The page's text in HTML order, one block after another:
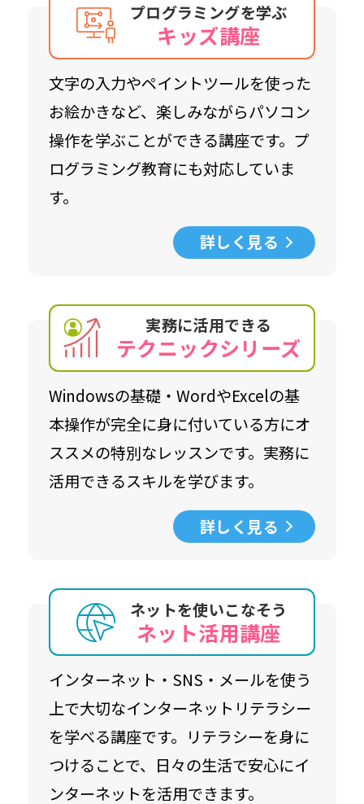
プログラミングを学ぶ
キッズ講座
文字の入力やペイントツールを使った
お絵かきなど、楽しみながらパソコン
操作を学ぶことができる講座です。プ
ログラミング教育にも対応していま
す。
詳しく見る
実務に活用できる
テクニックシリーズ
Windowsの基礎・WordやExcelの基
本操作が完全に身に付いている方にオ
ススメの特別なレッスンです。実務に
活用できるスキルを学びます。
詳しく見る
ネットを使いこなそう
ネット活用講座
インターネット・SNS・メールを使う
上で大切なインターネットリテラシー
を学べる講座です。リテラシーを身に
つけることで、日々の生活で安心にイ
ンターネットを活用できます。